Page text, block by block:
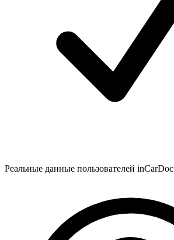
Реальные данные пользователей inCarDoc